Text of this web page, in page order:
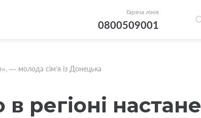
Гаряча лінія
0800509001
— молода сім’я із Донецька
регіоні настане